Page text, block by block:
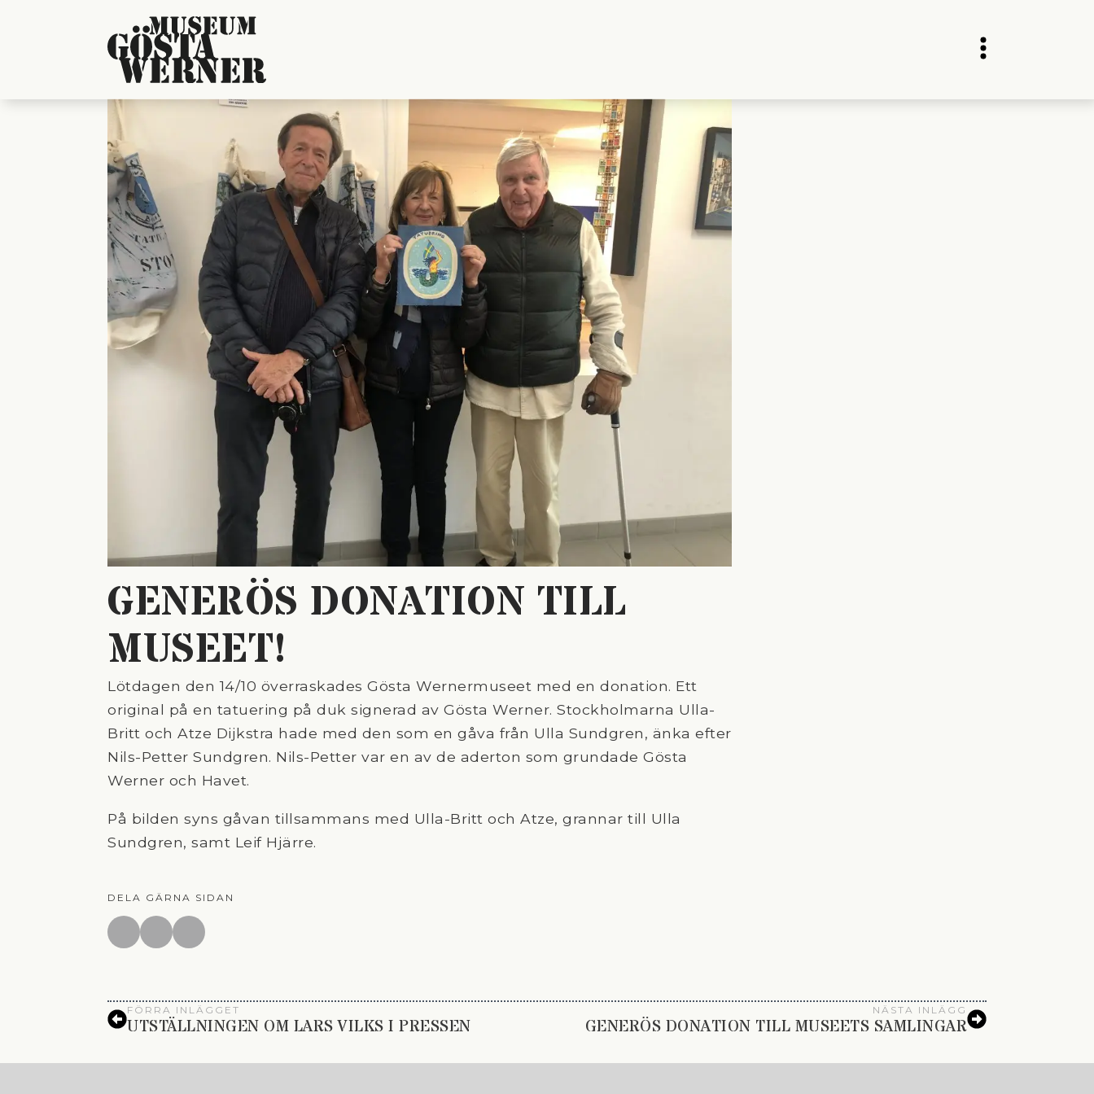
GENERÖS DONATION TILL
MUSEET!
Lötdagen den 14/10 överraskades Gösta Wernermuseet med en donation. Ett
original på en tatuering på duk signerad av Gösta Werner. Stockholmarna Ulla-
Britt och Atze Dijkstra hade med den som en gåva från Ulla Sundgren, änka efter
Nils-Petter Sundgren. Nils-Petter var en av de aderton som grundade Gösta
Werner och Havet.
På bilden syns gåvan tillsammans med Ulla-Britt och Atze, grannar till Ulla
Sundgren, samt Leif Hjärre.
DELA GÄRNA SIDAN
FÖRRA INLÄGGET
UTSTÄLLNINGEN OM LARS VILKS I PRESSEN
NÄSTA INLÄGG
GENERÖS DONATION TILL MUSEETS SAMLINGAR